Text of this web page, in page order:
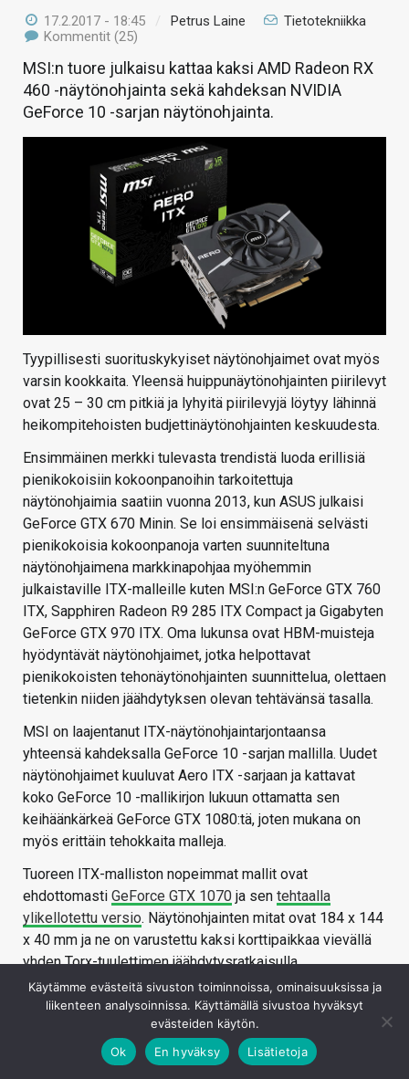
17.2.2017 - 18:45 / Petrus Laine
Tietotekniikka
Kommentit (25)
MSI:n tuore julkaisu kattaa kaksi AMD Radeon RX
460 -näytönohjainta sekä kahdeksan NVIDIA
GeForce 10 -sarjan näytönohjainta.
Tyypillisesti suorituskykyiset näytönohjaimet ovat myös
varsin kookkaita. Yleensä huippunäytönohjainten piirilevyt
ovat 25 – 30 cm pitkiä ja lyhyitä piirilevyjä löytyy lähinnä
heikompitehoisten budjettinäytönohjainten keskuudesta.
Ensimmäinen merkki tulevasta trendistä luoda erillisiä
pienikokoisiin kokoonpanoihin tarkoitettuja
näytönohjaimia saatiin vuonna 2013, kun ASUS julkaisi
GeForce GTX 670 Minin. Se loi ensimmäisenä selvästi
pienikokoisia kokoonpanoja varten suunniteltuna
näytönohjaimena markkinapohjaa myöhemmin
julkaistaville ITX-malleille kuten MSI:n GeForce GTX 760
ITX, Sapphiren Radeon R9 285 ITX Compact ja Gigabyten
GeForce GTX 970 ITX. Oma lukunsa ovat HBM-muisteja
hyödyntävät näytönohjaimet, jotka helpottavat
pienikokoisten tehonäytönohjainten suunnittelua, olettaen
tietenkin niiden jäähdytyksen olevan tehtävänsä tasalla.
MSI on laajentanut ITX-näytönohjaintarjontaansa
yhteensä kahdeksalla GeForce 10 -sarjan mallilla. Uudet
näytönohjaimet kuuluvat Aero ITX -sarjaan ja kattavat
koko GeForce 10 -mallikirjon lukuun ottamatta sen
keihäänkärkeä GeForce GTX 1080:tä, joten mukana on
myös erittäin tehokkaita malleja.
Tuoreen ITX-malliston nopeimmat mallit ovat
ehdottomasti GeForce GTX 1070 ja sen tehtaalla
ylikellotettu versio. Näytönohjainten mitat ovat 184 x 144
x 40 mm ja ne on varustettu kaksi korttipaikkaa vievällä
yhden Torx-tuulettimen jäähdytysratkaisulla.
Jäähdytin tukee Zero Frozr -teknologiaa eli tuulettimen
pysäyttämistä täysin, kun näytönohjaimen lämpötila on
Käytämme evästeitä sivuston toiminnoissa, ominaisuuksissa ja
liikenteen analysoinnissa. Käyttämällä sivustoa hyväksyt
evästeiden käytön.
Ok
En hyväksy Lisätietoja